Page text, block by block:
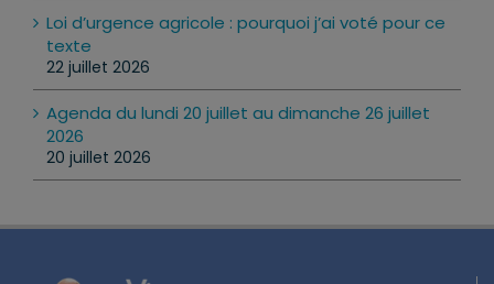
Loi d’urgence agricole : pourquoi j’ai voté pour ce
texte
22 juillet 2026
Agenda du lundi 20 juillet au dimanche 26 juillet
2026
20 juillet 2026